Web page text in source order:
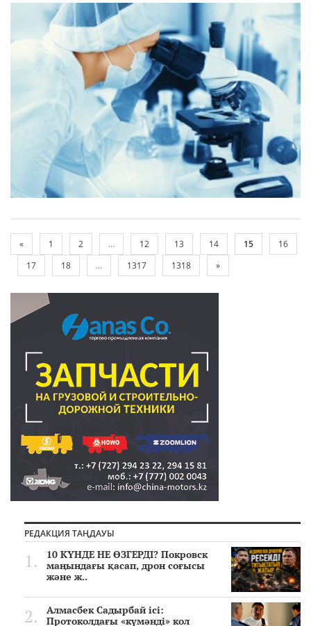
« 1 2 ... 12 13 14 15
16
17
18 ... 1317 1318 »
РЕДАКЦИЯ ТАҢДАУЫ
10 КҮНДЕ НЕ ӨЗГЕРДІ? Покровск
маңындағы қасап, дрон соғысы
және ж..
Алмасбек Садырбай ісі:
Протоколдағы «күмәнді» кол